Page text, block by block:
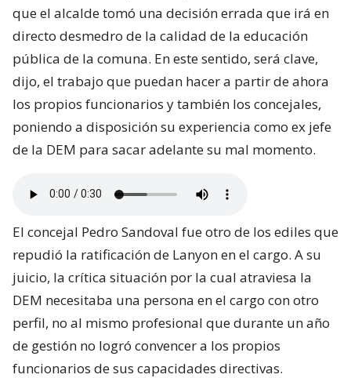
que el alcalde tomó una decisión errada que irá en
directo desmedro de la calidad de la educación
pública de la comuna. En este sentido, será clave,
dijo, el trabajo que puedan hacer a partir de ahora
los propios funcionarios y también los concejales,
poniendo a disposición su experiencia como ex jefe
de la DEM para sacar adelante su mal momento.
El concejal Pedro Sandoval fue otro de los ediles que
repudió la ratificación de Lanyon en el cargo. A su
juicio, la crítica situación por la cual atraviesa la
DEM necesitaba una persona en el cargo con otro
perfil, no al mismo profesional que durante un año
de gestión no logró convencer a los propios
funcionarios de sus capacidades directivas.